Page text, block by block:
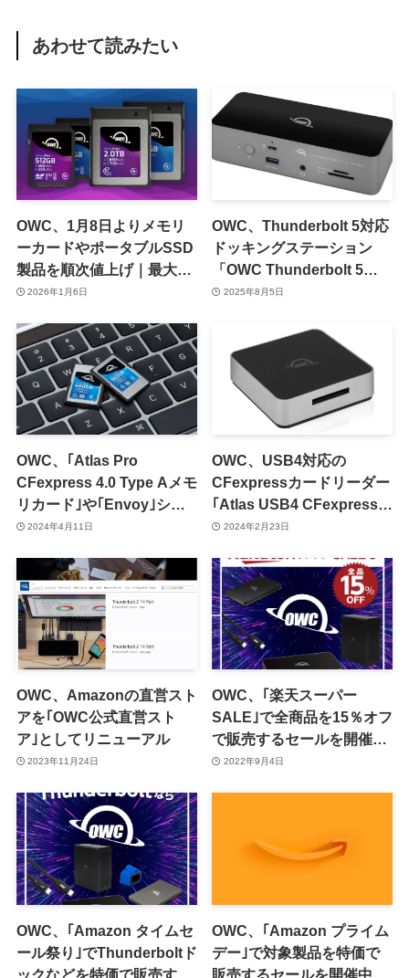
あわせて読みたい
OWC、1月8日よりメモリ
ーカードやポータブルSSD
製品を順次値上げ｜最大で
価格が2.6倍になる製品も
2026年1月6日
OWC、Thunderbolt 5対応
ドッキングステーション
「OWC Thunderbolt 5
Dock」を8月7日に発売
2025年8月5日
OWC、｢Atlas Pro
CFexpress 4.0 Type Aメモ
リカード｣や｢Envoy｣シリ
ーズの新製品を発表
2024年4月11日
OWC、USB4対応の
CFexpressカードリーダー
｢Atlas USB4 CFexpress
4.0 Type B カードリーダ
販売開始
2024年2月23日
OWC、Amazonの直営スト
アを｢OWC公式直営スト
ア｣としてリニューアル
2023年11月24日
OWC、｢楽天スーパー
SALE｣で全商品を15％オフ
で販売するセールを開催中
（9月11日まで）
2022年9月4日
OWC、｢Amazon タイムセ
ール祭り｣でThunderboltド
ックなどを特価で販売する
OWC、｢Amazon プライム
デー｣で対象製品を特価で
販売するセールを開催中